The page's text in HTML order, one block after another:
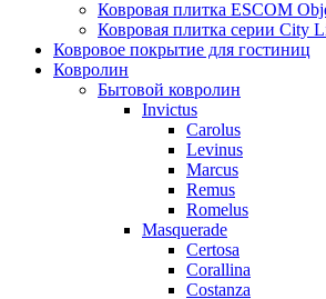
Ковровая плитка ESCOM
Ковровая плитка серии City
Ковровое покрытие для гостиниц
Ковролин
Бытовой ковролин
Invictus
Carolus
Levinus
Marcus
Remus
Romelus
Masquerade
Certosa
Corallina
Costanza